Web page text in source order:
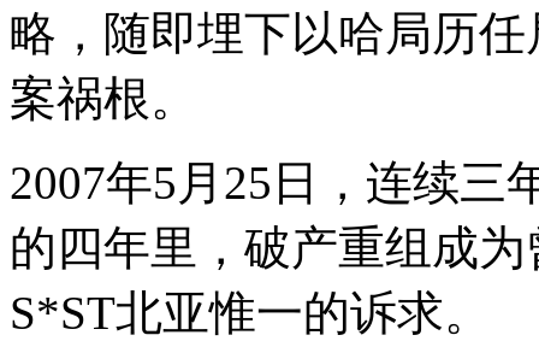
略，随即埋下以哈局历
案祸根。
2007年5月25日，连续三
的四年里，破产重组成
S*ST北亚惟一的诉求。